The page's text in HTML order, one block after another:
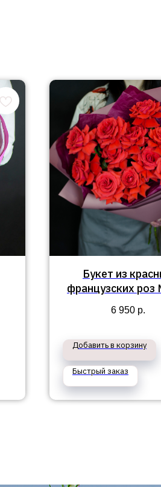
Букет из
французских
6 950 р.
Добавить в корзину
Быстрый заказ